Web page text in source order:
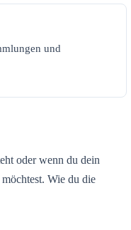
und
oder wenn du dein
Wie du die